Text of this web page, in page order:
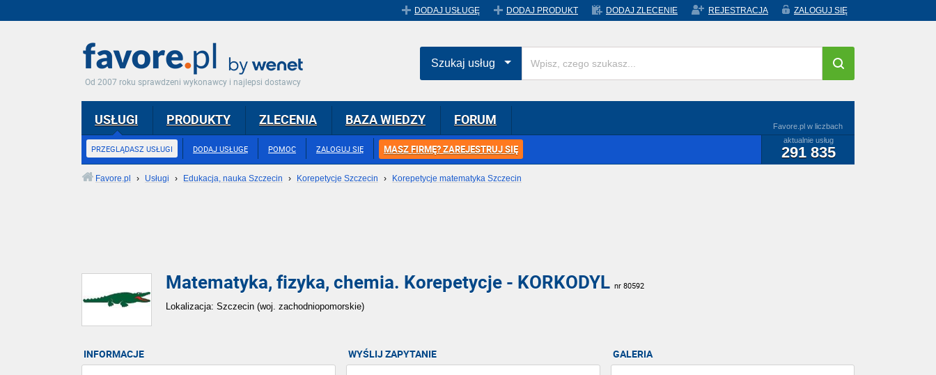
DODAJ USŁUGĘ DODAJ PRODUKT DODAJ ZLECENIE REJESTRACJA ZALOGUJ SIĘ
Od 2007 roku sprawdzeni wykonawcy i najlepsi dostawcy
USŁUGI
PRZEGLĄDASZ USŁUGI DODAJ USŁUGĘ POMOC ZALOGUJ SIĘ MASZ FIRMĘ? ZAREJESTRUJ SIĘ
Favore.pl w liczbach
aktualnie usług
291 835
PRODUKTY ZLECENIA BAZA WIEDZY FORUM
Szukaj usług
Favore.pl › Usługi › Edukacja, nauka Szczecin › Korepetycje Szczecin › Korepetycje matematyka Szczecin
Matematyka, fizyka, chemia. Korepetycje - KORKODYL nr 80592
Lokalizacja: Szczecin (woj. zachodniopomorskie)
GALERIA
WYŚLIJ ZAPYTANIE
INFORMACJE